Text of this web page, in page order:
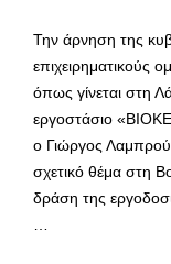
Την άρνηση της
επιχειρηματικούς
όπως γίνεται στη
εργοστάσιο
ο Γιώργος
σχετικό θέμα στη
δράση της